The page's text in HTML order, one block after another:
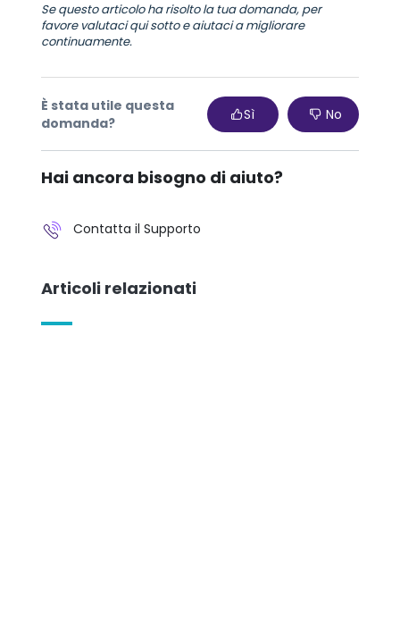
Se questo articolo ha risolto la tua domanda, per
favore valutaci qui sotto e aiutaci a migliorare
continuamente.
È stata utile questa
domanda?
Sì No
Hai ancora bisogno di aiuto?
Contatta il Supporto
Articoli relazionati